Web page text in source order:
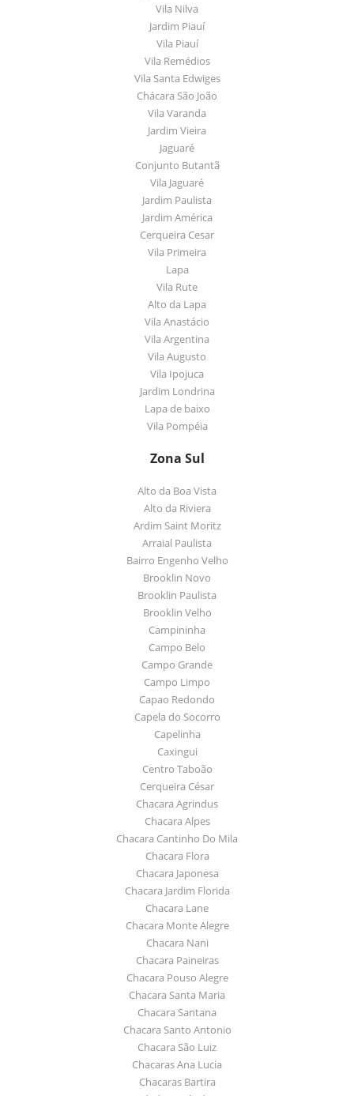
Vila Nilva
Jardim Piauí
Vila Piauí
Vila Remédios
Vila Santa Edwiges
Chácara São João
Vila Varanda
Jardim Vieira
Jaguaré
Conjunto Butantã
Vila Jaguaré
Jardim Paulista
Jardim América
Cerqueira Cesar
Vila Primeira
Lapa
Vila Rute
Alto da Lapa
Vila Anastácio
Vila Argentina
Vila Augusto
Vila Ipojuca
Jardim Londrina
Lapa de baixo
Vila Pompéia
Zona Sul
Alto da Boa Vista
Alto da Riviera
Ardim Saint Moritz
Arraial Paulista
Bairro Engenho Velho
Brooklin Novo
Brooklin Paulista
Brooklin Velho
Campininha
Campo Belo
Campo Grande
Campo Limpo
Capao Redondo
Capela do Socorro
Capelinha
Caxingui
Centro Taboão
Cerqueira César
Chacara Agrindus
Chacara Alpes
Chacara Cantinho Do Mila
Chacara Flora
Chacara Japonesa
Chacara Jardim Florida
Chacara Lane
Chacara Monte Alegre
Chacara Nani
Chacara Paineiras
Chacara Pouso Alegre
Chacara Santa Maria
Chacara Santana
Chacara Santo Antonio
Chacara São Luiz
Chacaras Ana Lucia
Chacaras Bartira